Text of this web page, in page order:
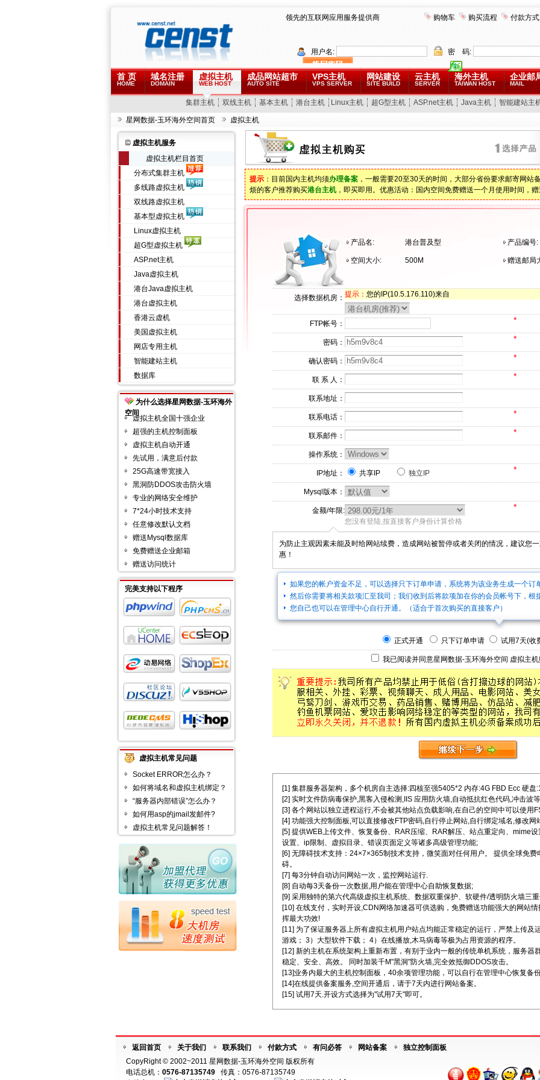
领先的互联网应用服务提供商 购物车 购买流程 付款方式
用户名: 密 码:
首 页
HOME
域名注册
DOMAIN
虚拟主机
WEB HOST
成品网站超市
AUTO SITE
VPS主机
VPS SERVER
网站建设
SITE BUILD
云主机
SERVER
海外主机
TAIWAN HOST
企业邮
MAIL
集群主机 双线主机 基本主机 港台主机 Linux主机 超G型主机 ASP.net主机 Java主机 智能建站主
星网数据-玉环海外空间首页 虚拟主机
虚拟主机服务
虚拟主机栏目首页
分布式集群主机
多线路虚拟主机
双线路虚拟主机
基本型虚拟主机
Linux虚拟主机
超G型虚拟主机
ASP.net主机
Java虚拟主机
港台Java虚拟主机
港台虚拟主机
香港云虚机
美国虚拟主机
网店专用主机
智能建站主机
数据库
为什么选择星网数据-玉环海外
空间
虚拟主机全国十强企业
超强的主机控制面板
虚拟主机自动开通
先试用，满意后付款
25G高速带宽接入
黑洞防DDOS攻击防火墙
专业的网络安全维护
7*24小时技术支持
任意修改默认文档
赠送Mysql数据库
免费赠送企业邮箱
赠送访问统计
完美支持以下程序
虚拟主机常见问题
Socket ERROR怎么办？
如何将域名和虚拟主机绑定？
“服务器内部错误”怎么办？
如何用asp的jmail发邮件?
虚拟主机常见问题解答！
提示 ：目前国内主机均须办理备案 ，一般需要20至30天的时间，大部分省份要求邮寄网站
烦的客户推荐购买港台主机，即买即用。优惠活动：国内空间免费赠送一个月使用时间，
产品名: 港台普及型 产品编号:
空间大小: 500M 赠送邮局
选择数据机房： 提示： 您的IP(10.5.176.110)来自
FTP帐号： *
密码： *
确认密码： *
联 系 人： *
联系地址：
联系电话： *
联系邮件： *
操作系统：
IP地址： 共享IP 独立IP *
Mysql版本：
金额/年限:
您没有登陆,按直接客户身份计算价格
*
为防止主观因素未能及时给网站续费，造成网站被暂停或者关闭的情况，建议您
惠！
如果您的帐户资金不足，可以选择只下订单申请，系统将为该业务生成一个订
然后你需要将相关款项汇至我司；我们收到后将款项加在你的会员帐号下，根
您自己也可以在管理中心自行开通。（适合于首次购买的直接客户）
正式开通 只下订单申请 试用7天(收
我已阅读并同意星网数据-玉环海外空间 虚拟主
[1] 集群服务器架构，多个机房自主选择:四核至强5405*2 内存:4G FBD Ecc 硬盘
[2] 实时文件防病毒保护,黑客入侵检测,IIS 应用防火墙,自动抵抗红色代码,冲击波
[3] 各个网站以独立进程运行,不会被其他站点负载影响,在自己的空间中可以使用
[4] 功能强大控制面板,可以直接修改FTP密码,自行停止网站,自行绑定域名,修改网
[5] 提供WEB上传文件、恢复备份、RAR压缩、RAR解压、站点重定向、mime
设置、ip限制、虚拟目录、错误页面定义等诸多高级管理功能;
[6] 无障碍技术支持：24×7×365制技术支持，微笑面对任何用户。 提供全球免
碍。
[7] 每3分钟自动访问网站一次，监控网站运行.
[8] 自动每3天备份一次数据,用户能在管理中心自助恢复数据;
[9] 采用独特的第六代高级虚拟主机系统、数据双重保护、软硬件/透明防火墙三
[10] 在线支付，实时开设,CDN网络加速器可供选购，免费赠送功能强大的网站
挥最大功效!
[11] 为了保证服务器上所有虚拟主机用户站点均能正常稳定的运行，严禁上传及
游戏； 3）大型软件下载； 4）在线播放,木马病毒等极为占用资源的程序。
[12] 新的主机在系统架构上重新布置，有别于业内一般的传统单机系统，服务器
稳定、安全、高效。 同时加装千M"黑洞"防火墙,完全效抵御DDOS攻击。
[13]业务内最大的主机控制面板，40余项管理功能，可以自行在管理中心恢复备份
[14]在线提供备案服务,空间开通后，请于7天内进行网站备案。
[15] 试用7天.开设方式选择为"试用7天"即可。
返回首页 关于我们 联系我们 付款方式 有问必答 网站备案
独立控制面板
CopyRight © 2002~2011 星网数据-玉环海外空间 版权所有
电话总机： 0576-87135749 传真：0576-87135749